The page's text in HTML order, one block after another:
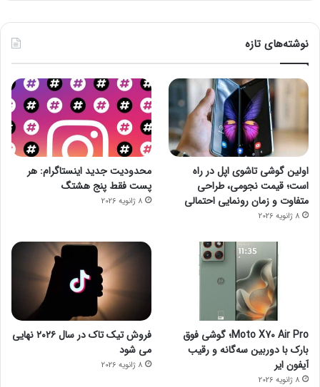
نوشته‌های تازه
اولین گوشی تاشوی اپل در راه
است؛ قیمت نجومی، طراحی
متفاوت و زمان رونمایی احتمالی
8 ژانویه 2026
محدودیت جدید اینستاگرام: هر
پست فقط پنج هشتگ
8 ژانویه 2026
Moto X70 Air Pro؛ گوشی فوق
بارک با دوربین سه‌گانه و رقیب
آیفون ایر
8 ژانویه 2026
فروش تیک تاک در سال ۲۰۲۶ نهایی
می شود
8 ژانویه 2026